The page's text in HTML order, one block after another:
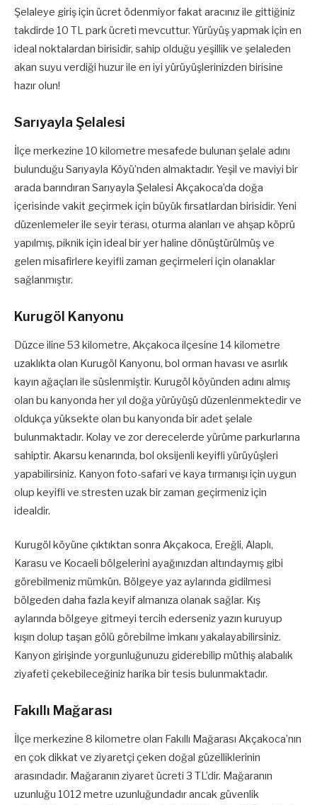
Şelaleye giriş için ücret ödenmiyor fakat aracınız ile gittiğiniz
takdirde 10 TL park ücreti mevcuttur. Yürüyüş yapmak için en
ideal noktalardan birisidir, sahip olduğu yeşillik ve şelaleden
akan suyu verdiği huzur ile en iyi yürüyüşlerinizden birisine
hazır olun!
Sarıyayla Şelalesi
İlçe merkezine 10 kilometre mesafede bulunan şelale adını
bulunduğu Sarıyayla Köyü’nden almaktadır. Yeşil ve maviyi bir
arada barındıran Sarıyayla Şelalesi Akçakoca’da doğa
içerisinde vakit geçirmek için büyük fırsatlardan birisidir. Yeni
düzenlemeler ile seyir terası, oturma alanları ve ahşap köprü
yapılmış, piknik için ideal bir yer haline dönüştürülmüş ve
gelen misafirlere keyifli zaman geçirmeleri için olanaklar
sağlanmıştır.
Kurugöl Kanyonu
Düzce iline 53 kilometre, Akçakoca ilçesine 14 kilometre
uzaklıkta olan Kurugöl Kanyonu, bol orman havası ve asırlık
kayın ağaçları ile süslenmiştir. Kurugöl köyünden adını almış
olan bu kanyonda her yıl doğa yürüyüşü düzenlenmektedir ve
oldukça yüksekte olan bu kanyonda bir adet şelale
bulunmaktadır. Kolay ve zor derecelerde yürüme parkurlarına
sahiptir. Akarsu kenarında, bol oksijenli keyifli yürüyüşleri
yapabilirsiniz. Kanyon foto-safari ve kaya tırmanışı için uygun
olup keyifli ve stresten uzak bir zaman geçirmeniz için
idealdir.
Kurugöl köyüne çıktıktan sonra Akçakoca, Ereğli, Alaplı,
Karasu ve Kocaeli bölgelerini ayağınızdan altındaymış gibi
görebilmeniz mümkün. Bölgeye yaz aylarında gidilmesi
bölgeden daha fazla keyif almanıza olanak sağlar. Kış
aylarında bölgeye gitmeyi tercih ederseniz yazın kuruyup
kışın dolup taşan gölü görebilme imkanı yakalayabilirsiniz.
Kanyon girişinde yorgunluğunuzu giderebilip müthiş alabalık
ziyafeti çekebileceğiniz harika bir tesis bulunmaktadır.
Fakıllı Mağarası
İlçe merkezine 8 kilometre olan Fakıllı Mağarası Akçakoca’nın
en çok dikkat ve ziyaretçi çeken doğal güzelliklerinin
arasındadır. Mağaranın ziyaret ücreti 3 TL’dir. Mağaranın
uzunluğu 1012 metre uzunluğundadır ancak güvenlik